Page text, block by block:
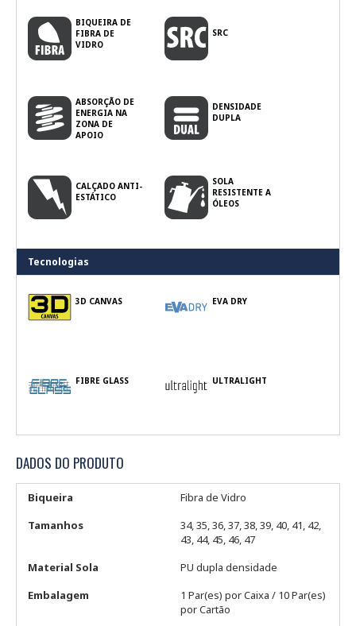
BIQUEIRA DE
FIBRA DE
VIDRO
SRC
ABSORÇÃO DE
ENERGIA NA
ZONA DE
APOIO
DENSIDADE
DUPLA
CALÇADO ANTI-
ESTÁTICO
SOLA
RESISTENTE A
ÓLEOS
Tecnologias
3D CANVAS EVA DRY
FIBRE GLASS ULTRALIGHT
DADOS DO PRODUTO
Biqueira
Fibra de Vidro
Tamanhos
34, 35, 36, 37, 38, 39, 40, 41, 42,
43, 44, 45, 46, 47
Material Sola
PU dupla densidade
Embalagem
1 Par(es) por Caixa / 10 Par(es)
por Cartão